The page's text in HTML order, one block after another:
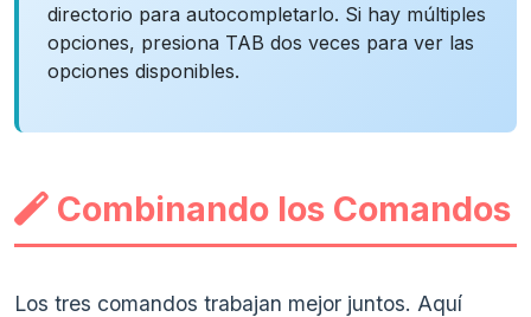
directorio para autocompletarlo. Si hay múltiples
opciones, presiona TAB dos veces para ver las
opciones disponibles.
Combinando los Comandos
Los tres comandos trabajan mejor juntos. Aquí